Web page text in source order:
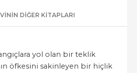
DIĞER KITAPLARI
yol olan bir teklik
öfkesini sakinleyen bir hiçlik